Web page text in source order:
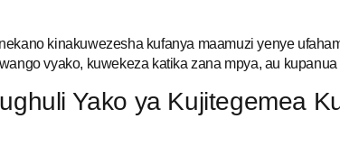
kinakuwezesha kufanya maamuzi yenye
vyako, kuwekeza katika zana mpya, au
Yako ya Kujitegemea